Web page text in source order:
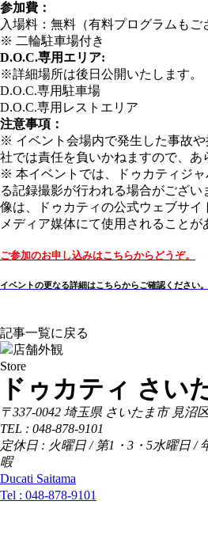
参加費：
入場料：無料（有料プログラムもご
※ 二輪駐車場付き
D.O.C.専用エリア:
※詳細場所は後日公開いたします。
D.O.C.専用駐車場
D.O.C.専用レストエリア
注意事項：
※ イベント会場内で発生した事故
社では責任を負いかねますので、あ
※ 本イベントでは、ドゥカティジ
る記録撮影が行われる場合がござ
像は、ドゥカティの公式ウェブサイ
メディア媒体にて使用されることが
ご参加のお申し込みはこちらからどうぞ。
イベントの更なる詳細はこちらからご確認ください。
記事一覧に戻る
Store
ドゥカティ さい
〒337-0042 埼玉県 さいたま市 見沼
TEL : 048-878-9101
定休日 : 火曜日 / 第1・3・5水曜日 /
暇
Ducati Saitama
Tel : 048-878-9101